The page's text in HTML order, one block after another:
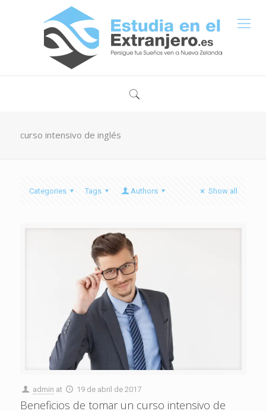
curso intensivo de inglés
Categories Tags Authors Show all
admin at 19 de abril de 2017
Beneficios de tomar un curso intensivo de